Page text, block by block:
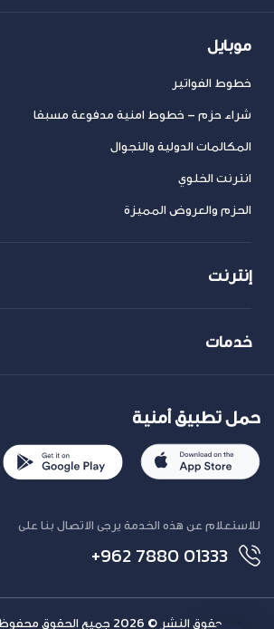
موبايل
خطوط الفواتير
شراء حزم – خطوط امنية مدفوعة مسبقا
المكالمات الدولية والتجوال
انترنت الخلوي
الحزم والعروض المميزة
إنترنت
خدمات
حمل تطبيق أمنية
للاستعلام عن هذه الخدمة يرجى الاتصال بنا على
+962 7880 01333
حقوق النشر © 2026 جميع الحقوق محفوظة لشركة أمنية